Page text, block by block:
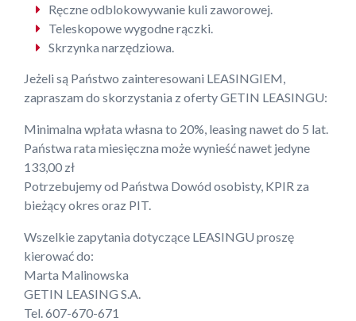
Ręczne odblokowywanie kuli zaworowej.
Teleskopowe wygodne rączki.
Skrzynka narzędziowa.
Jeżeli są Państwo zainteresowani LEASINGIEM,
zapraszam do skorzystania z oferty GETIN LEASINGU:
Minimalna wpłata własna to 20%, leasing nawet do 5 lat.
Państwa rata miesięczna może wynieść nawet jedyne
133,00 zł
Potrzebujemy od Państwa Dowód osobisty, KPIR za
bieżący okres oraz PIT.
Wszelkie zapytania dotyczące LEASINGU proszę
kierować do:
Marta Malinowska
GETIN LEASING S.A.
Tel. 607-670-671